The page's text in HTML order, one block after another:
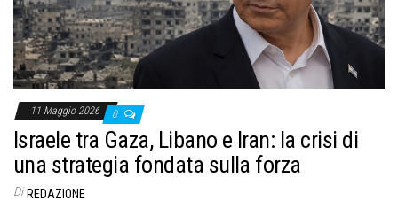
e
11 Maggio 2026 0
Israele tra Gaza, Libano e Iran: la crisi di
una strategia fondata sulla forza
Di REDAZIONE